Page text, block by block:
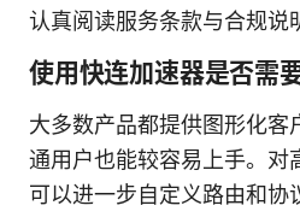
认真阅读服务条款与合规说
使用快连加速器是否需
大多数产品都提供图形化客
通用户也能较容易上手。对
可以进一步自定义路由和协